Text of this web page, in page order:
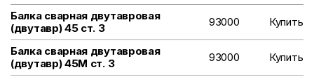
Балка сварная двутавровая
(двутавр) 45 ст. 3
93000 Купить
Балка сварная двутавровая
(двутавр) 45М ст. 3
93000 Купить